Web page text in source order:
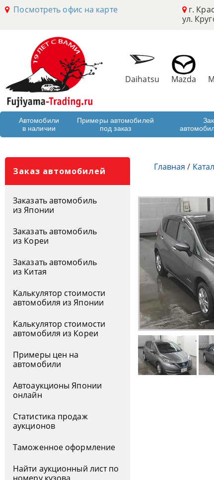
Посмотреть офис на карте
г.
ул.
Daihatsu Mazda
Автомобили
в наличии
Примеры автомобилей
под заказ
Заказ автомобилей
Заказать автомобиль
из Японии
Заказать автомобиль
из Кореи
Заказать автомобиль
из Китая
Калькулятор стоимости
автомобиля из Японии
Калькулятор стоимости
автомобиля из Кореи
Примеры цен на
автомобили
Автоаукционы Японии
онлайн
Статистика продаж
аукционов
Таможенное оформление
Найти аукционный лист по
Главная /